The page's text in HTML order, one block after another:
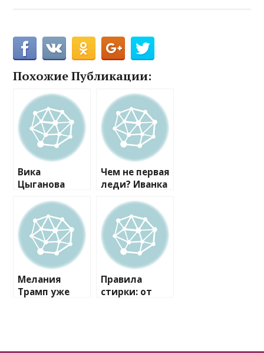
Похожие Публикации:
Вика
Цыганова
Мелании
Трамп
душегрейку
Чем не первая
леди? Иванка
одевается в
лучших
традициях
Белого дома
Мелания
Трамп уже
Правила
стирки: от